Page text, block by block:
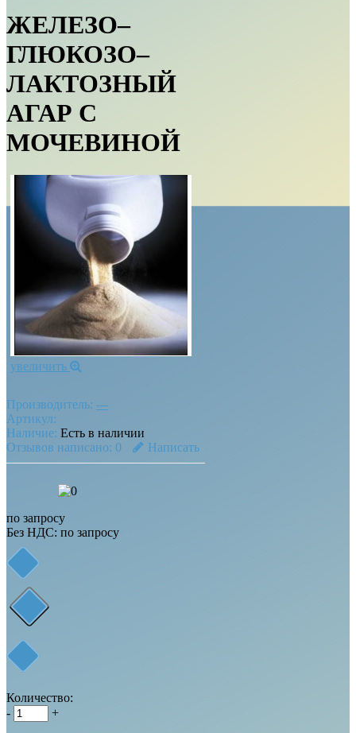
ЖЕЛЕЗО–
ГЛЮКОЗО–
ЛАКТОЗНЫЙ
АГАР С
МОЧЕВИНОЙ
увеличить
Производитель: ---
Артикул:
Наличие: Есть в наличии
Отзывов написано: 0 Написать
по запросу
Без НДС: по запросу
Количество:
-
+